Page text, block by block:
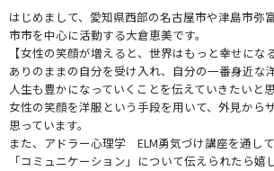
はじめまして、愛知県西部の名古屋市や津島市弥
市市を中心に活動する大倉恵美です。
【女性の笑顔が増えると、世界はもっと幸せになる
ありのままの自分を受け入れ、自分の一番身近な
人生も豊かになっていくことを伝えていきたいと思
女性の笑顔を洋服という手段を用いて、外見から
思っています。
また、アドラー心理学 ELM勇気づけ講座を通し
「コミュニケーション」について伝えられたら嬉